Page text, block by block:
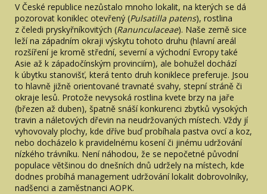
V České republice nezůstalo mnoho lokalit, na kterých se dá
pozorovat koniklec otevřený (Pulsatilla patens), rostlina
z čeledi pryskyřníkovitých (Ranunculaceae). Naše země sice
leží na západním okraji výskytu tohoto druhu (hlavní areál
rozšíření je kromě střední, severní a východní Evropy také
Asie až k západočínským provinciím), ale bohužel dochází
k úbytku stanovišť, která tento druh koniklece preferuje. Jsou
to hlavně jižně orientované travnaté svahy, stepní stráně či
okraje lesů. Protože nevysoká rostlina kvete brzy na jaře
(březen až duben), špatně snáší konkurenci zbytků vysokých
travin a náletových dřevin na neudržovaných místech. Vždy jí
vyhovovaly plochy, kde dříve buď probíhala pastva ovcí a koz,
nebo docházelo k pravidelnému kosení či jinému udržování
nízkého trávníku. Není náhodou, že se nepočetné původní
populace většinou do dnešních dnů udržely na místech, kde
dodnes probíhá management udržování lokalit dobrovolníky,
nadšenci a zaměstnanci AOPK.